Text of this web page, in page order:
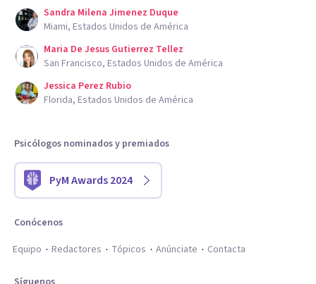
Sandra Milena Jimenez Duque
Miami, Estados Unidos de América
Maria De Jesus Gutierrez Tellez
San Francisco, Estados Unidos de América
Jessica Perez Rubio
Florida, Estados Unidos de América
Psicólogos nominados y premiados
PyM Awards 2024
Conócenos
Equipo
Redactores Tópicos Anúnciate Contacta